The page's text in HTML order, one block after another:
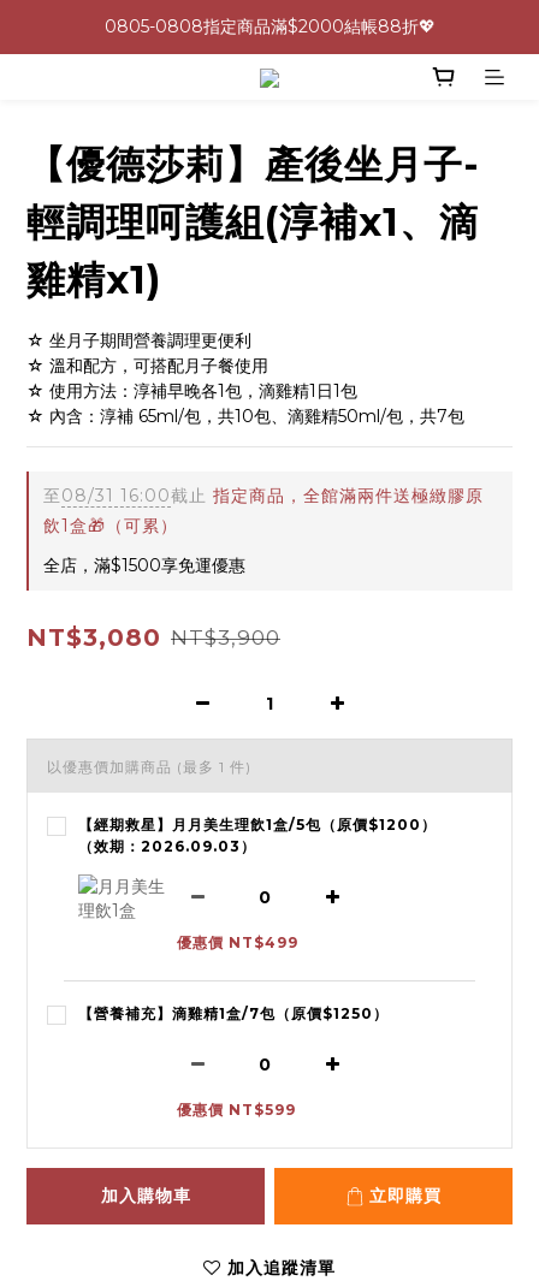
0805-0808指定商品滿$2000結帳88折💖
0805-0808指定商品滿$2000結帳88折💖
呵護身心🩷十全十美益生菌最低一盒 $600 UP🪐
0805-0808指定商品滿$2000結帳88折💖
【優德莎莉】產後坐月子-
輕調理呵護組(淳補x1、滴
雞精x1)
☆ 坐月子期間營養調理更便利
☆ 溫和配方，可搭配月子餐使用
☆ 使用方法：淳補早晚各1包，滴雞精1日1包
☆ 內含：淳補 65ml/包，共10包、滴雞精50ml/包，共7包
至08/31 16:00截止 指定商品，全館滿兩件送極緻膠原
飲1盒🎁（可累）
全店，滿$1500享免運優惠
NT$3,080 NT$3,900
以優惠價加購商品 (最多 1 件)
【經期救星】月月美生理飲1盒/5包（原價$1200）
（效期：2026.09.03）
優惠價 NT$499
【營養補充】滴雞精1盒/7包（原價$1250）
優惠價 NT$599
加入購物車 立即購買
加入追蹤清單